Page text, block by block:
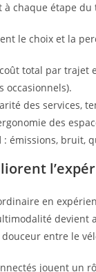
à chaque étape du
le choix et la
total par trajet
occasionnels).
des services,
des
: émissions, bruit,
en
entre le
jouent un